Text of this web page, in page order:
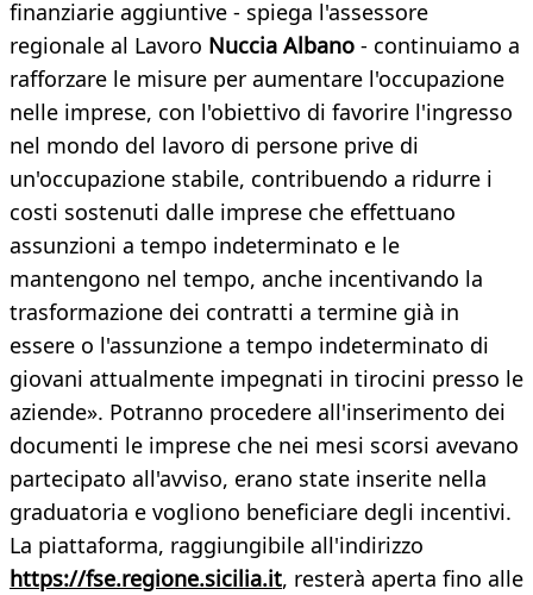
finanziarie aggiuntive - spiega l'assessore
regionale al Lavoro Nuccia Albano - continuiamo a
rafforzare le misure per aumentare l'occupazione
nelle imprese, con l'obiettivo di favorire l'ingresso
nel mondo del lavoro di persone prive di
un'occupazione stabile, contribuendo a ridurre i
costi sostenuti dalle imprese che effettuano
assunzioni a tempo indeterminato e le
mantengono nel tempo, anche incentivando la
trasformazione dei contratti a termine già in
essere o l'assunzione a tempo indeterminato di
giovani attualmente impegnati in tirocini presso le
aziende». Potranno procedere all'inserimento dei
documenti le imprese che nei mesi scorsi avevano
partecipato all'avviso, erano state inserite nella
graduatoria e vogliono beneficiare degli incentivi.
La piattaforma, raggiungibile all'indirizzo
https://fse.regione.sicilia.it, resterà aperta fino alle